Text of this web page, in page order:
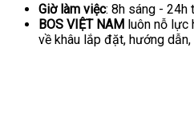
Giờ làm việc: 8h sáng - 24h
BOS VIỆT NAM luôn nỗ
về khâu lắp đặt, hướng